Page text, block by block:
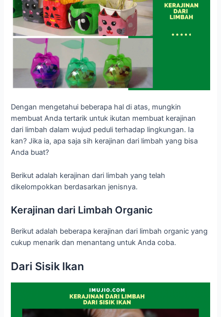
Dengan mengetahui beberapa hal di atas, mungkin
membuat Anda tertarik untuk ikutan membuat kerajinan
dari limbah dalam wujud peduli terhadap lingkungan. Ia
kan? Jika ia, apa saja sih kerajinan dari limbah yang bisa
Anda buat?
Berikut adalah kerajinan dari limbah yang telah
dikelompokkan berdasarkan jenisnya.
Kerajinan dari Limbah Organic
Berikut adalah beberapa kerajinan dari limbah organic yang
cukup menarik dan menantang untuk Anda coba.
Dari Sisik Ikan